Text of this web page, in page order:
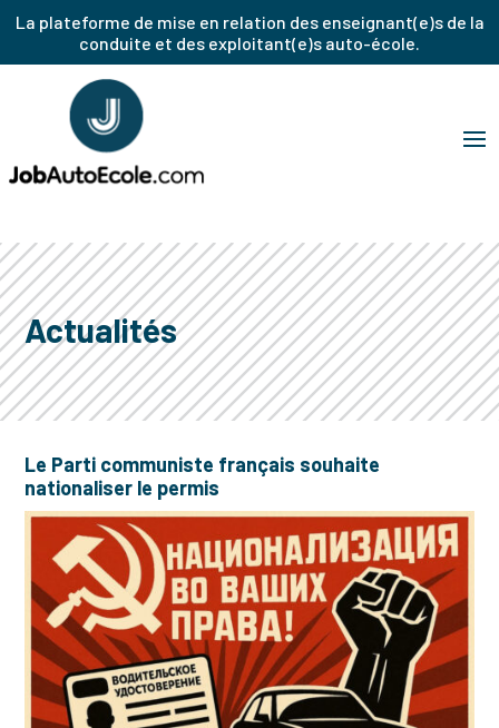
La plateforme de mise en relation des enseignant(e)s de la
conduite et des exploitant(e)s auto-école.
Actualités
Le Parti communiste français souhaite
nationaliser le permis